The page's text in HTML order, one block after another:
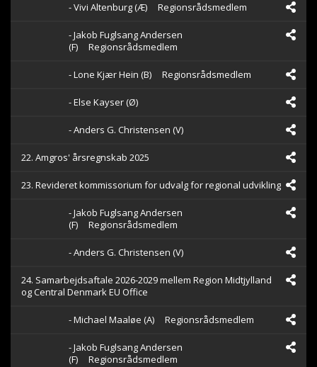
- Vivi Altenburg (Æ) Regionsrådsmedlem
- Jakob Fuglsang Andersen
(F)
Regionsrådsmedlem
- Lone Kjær Hein (B) Regionsrådsmedlem
- Else Kayser (Ø)
- Anders G. Christensen (V)
22. Amgros' årsregnskab 2025
23. Revideret kommissorium for udvalg for regional udvikling
- Jakob Fuglsang Andersen
(F)
Regionsrådsmedlem
- Anders G. Christensen (V)
24. Samarbejdsaftale 2026-2029 mellem Region Midtjylland
og Central Denmark EU Office
- Michael Maaløe (A) Regionsrådsmedlem
- Jakob Fuglsang Andersen
(F)
Regionsrådsmedlem